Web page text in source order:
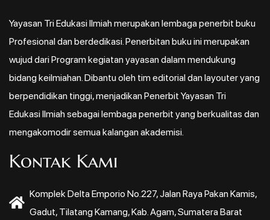
Yayasan Tri Edukasi Ilmiah merupakan lembaga penerbit buku
Profesional dan berdedikasi. Penerbitan buku ini merupakan
wujud dari Program kegiatan yayasan dalam mendukung
bidang keilmiahan. Dibantu oleh tim editorial dan layouter yang
berpendidikan tinggi, menjadikan Penerbit Yayasan Tri
Edukasi Ilmiah sebagai lembaga penerbit yang berkualitas dan
mengakomodir semua kalangan akademisi.
Kontak Kami
Komplek Delta Emporio No.227, Jalan Raya Pakan Kamis,
Gadut, Tilatang Kamang, Kab. Agam, Sumatera Barat